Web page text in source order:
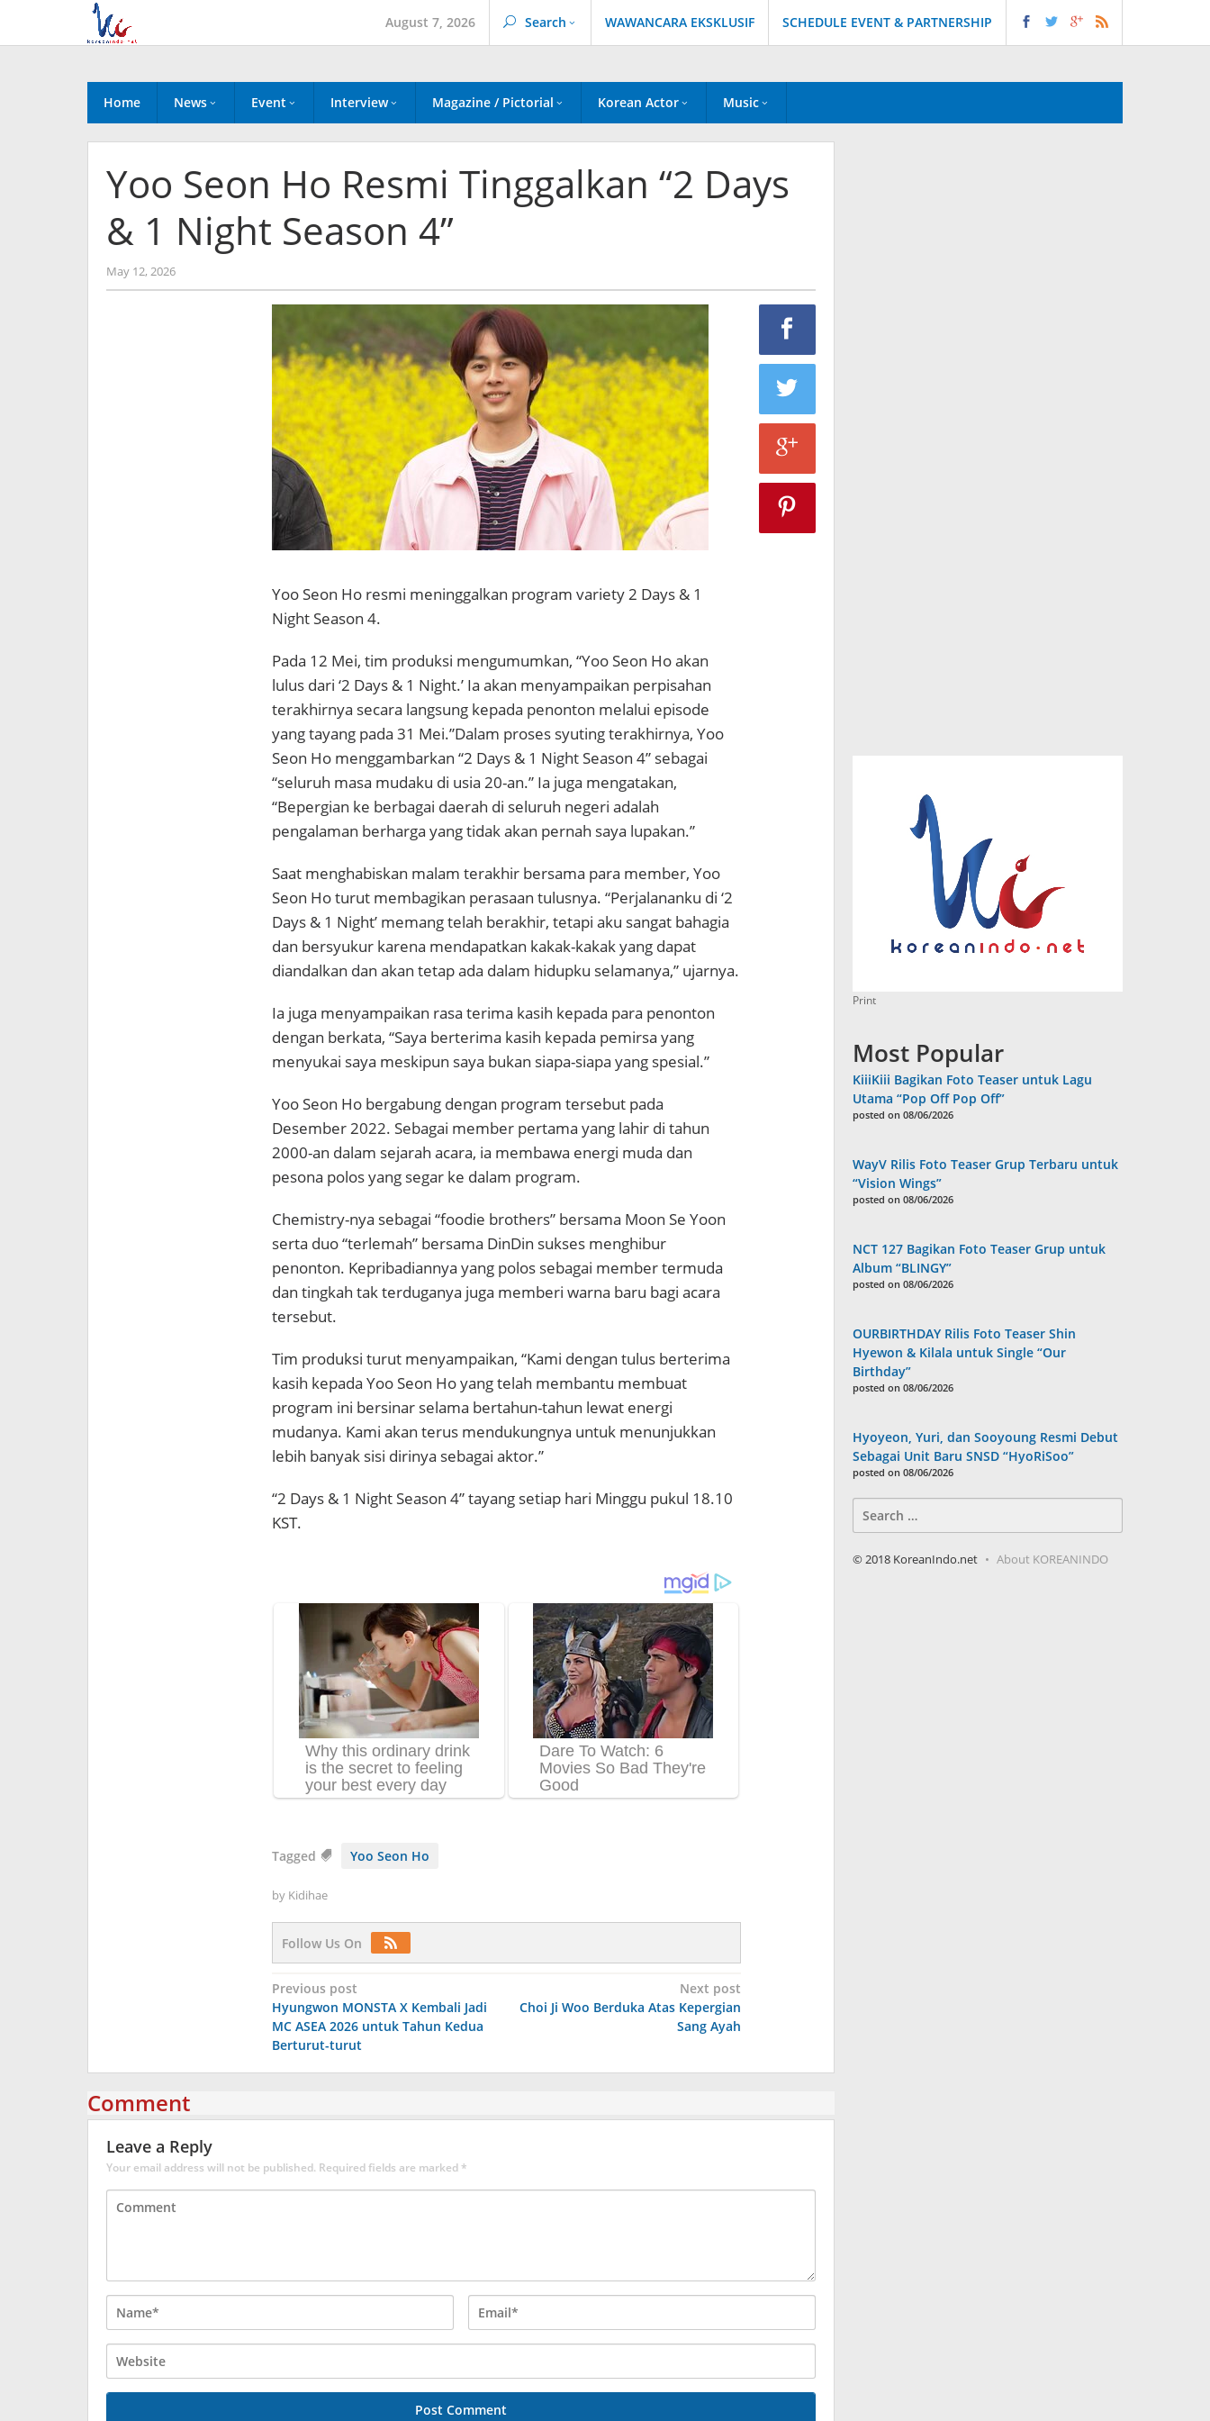
content
August 7, 2026 Search WAWANCARA EKSKLUSIF SCHEDULE EVENT & PARTNERSHIP
Home News Event Interview Magazine / Pictorial Korean Actor Music
Yoo Seon Ho Resmi Tinggalkan “2 Days
& 1 Night Season 4”
May 12, 2026by
Kidihae
Yoo Seon Horesmi meninggalkan program variety2 Days & 1
Night Season 4.
Pada 12 Mei, tim produksi mengumumkan, “Yoo Seon Ho akan
lulus dari ‘2 Days & 1 Night.’ Ia akan menyampaikan perpisahan
terakhirnya secara langsung kepada penonton melalui episode
yang tayang pada 31 Mei.”Dalam proses syuting terakhirnya, Yoo
Seon Ho menggambarkan “2 Days & 1 Night Season 4” sebagai
“seluruh masa mudaku di usia 20-an.” Ia juga mengatakan,
“Bepergian ke berbagai daerah di seluruh negeri adalah
pengalaman berharga yang tidak akan pernah saya lupakan.”
Saat menghabiskan malam terakhir bersama para member, Yoo
Seon Ho turut membagikan perasaan tulusnya. “Perjalananku di ‘2
Days & 1 Night’ memang telah berakhir, tetapi aku sangat bahagia
dan bersyukur karena mendapatkan kakak-kakak yang dapat
diandalkan dan akan tetap ada dalam hidupku selamanya,” ujarnya.
Ia juga menyampaikan rasa terima kasih kepada para penonton
dengan berkata, “Saya berterima kasih kepada pemirsa yang
menyukai saya meskipun saya bukan siapa-siapa yang spesial.”
Yoo Seon Ho bergabung dengan program tersebut pada
Desember 2022. Sebagai member pertama yang lahir di tahun
2000-an dalam sejarah acara, ia membawa energi muda dan
pesona polos yang segar ke dalam program.
Chemistry-nya sebagai “foodie brothers” bersama Moon Se Yoon
serta duo “terlemah” bersama DinDin sukses menghibur
penonton. Kepribadiannya yang polos sebagai member termuda
dan tingkah tak terduganya juga memberi warna baru bagi acara
tersebut.
Tim produksi turut menyampaikan, “Kami dengan tulus berterima
kasih kepada Yoo Seon Ho yang telah membantu membuat
program ini bersinar selama bertahun-tahun lewat energi
mudanya. Kami akan terus mendukungnya untuk menunjukkan
lebih banyak sisi dirinya sebagai aktor.”
“2 Days & 1 Night Season 4” tayang setiap hari Minggu pukul 18.10
KST.
Tagged Yoo Seon Ho
by Kidihae
Follow Us On
Post
navigation
Previous post
Hyungwon MONSTA X Kembali Jadi
MC ASEA 2026 untuk Tahun Kedua
Berturut-turut
Next post
Choi Ji Woo Berduka Atas Kepergian
Sang Ayah
Comment
Leave a Reply
Your email address will not be published. Required fields are marked*
Print
Most Popular
KiiiKiii Bagikan Foto Teaser untuk Lagu
Utama “Pop Off Pop Off”
posted on 08/06/2026
WayV Rilis Foto Teaser Grup Terbaru untuk
“Vision Wings”
posted on 08/06/2026
NCT 127 Bagikan Foto Teaser Grup untuk
Album “BLINGY”
posted on 08/06/2026
OURBIRTHDAY Rilis Foto Teaser Shin
Hyewon & Kilala untuk Single “Our
Birthday”
posted on 08/06/2026
Hyoyeon, Yuri, dan Sooyoung Resmi Debut
Sebagai Unit Baru SNSD “HyoRiSoo”
posted on 08/06/2026
for:
© 2018 KoreanIndo.net About KOREANINDO